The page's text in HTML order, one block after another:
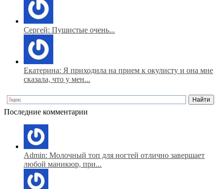
Сергей: Пушистые очень...
Екатерина: Я приходила на прием к окулисту и она мне
сказала, что у мен...
Последние комментарии
Admin: Молочный топ для ногтей отлично завершает
любой маникюр, при...